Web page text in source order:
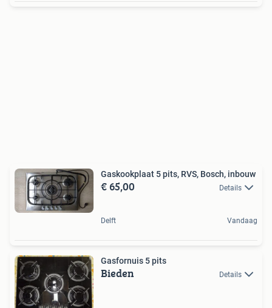
Gaskookplaat 5 pits, RVS, Bosch, inbouw
€ 65,00 Details
Delft Vandaag
Gasfornuis 5 pits
Bieden Details